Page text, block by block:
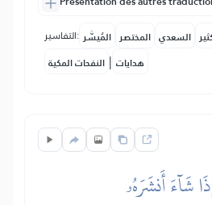
التفاسير: المُيسَّر المختصر السعدي
النفحات المكية | هدايات
شَآءَ أَنشَرَهُۥ